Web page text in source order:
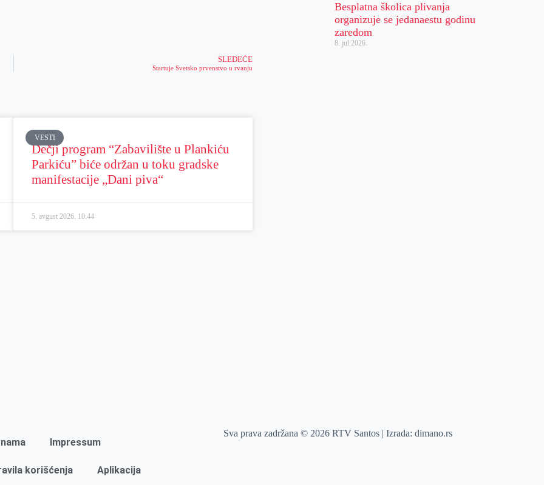
SLEDEĆE
Startuje Svetsko prvenstvo u rvanju
VESTI
Dečji program “Zabavilište u Plankiću
Parkiću” biće održan u toku gradske
manifestacije „Dani piva“
5. avgust 2026. 10:44
Besplatna školica plivanja
organizuje se jedanaestu godinu
zaredom
8. jul 2026.
Impressum
korišćenja Aplikacija
Sva prava zadržana © 2026 RTV Santos | Izrada:dimano.rs